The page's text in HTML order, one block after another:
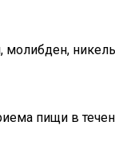
молибден,
пищи в